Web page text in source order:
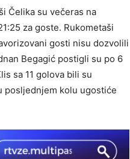
Čelika su večeras na
za goste. Rukometaši
gosti nisu dozvolili
Begagić postigli su po 6
sa 11 golova bili su
posljednjem kolu ugostiće